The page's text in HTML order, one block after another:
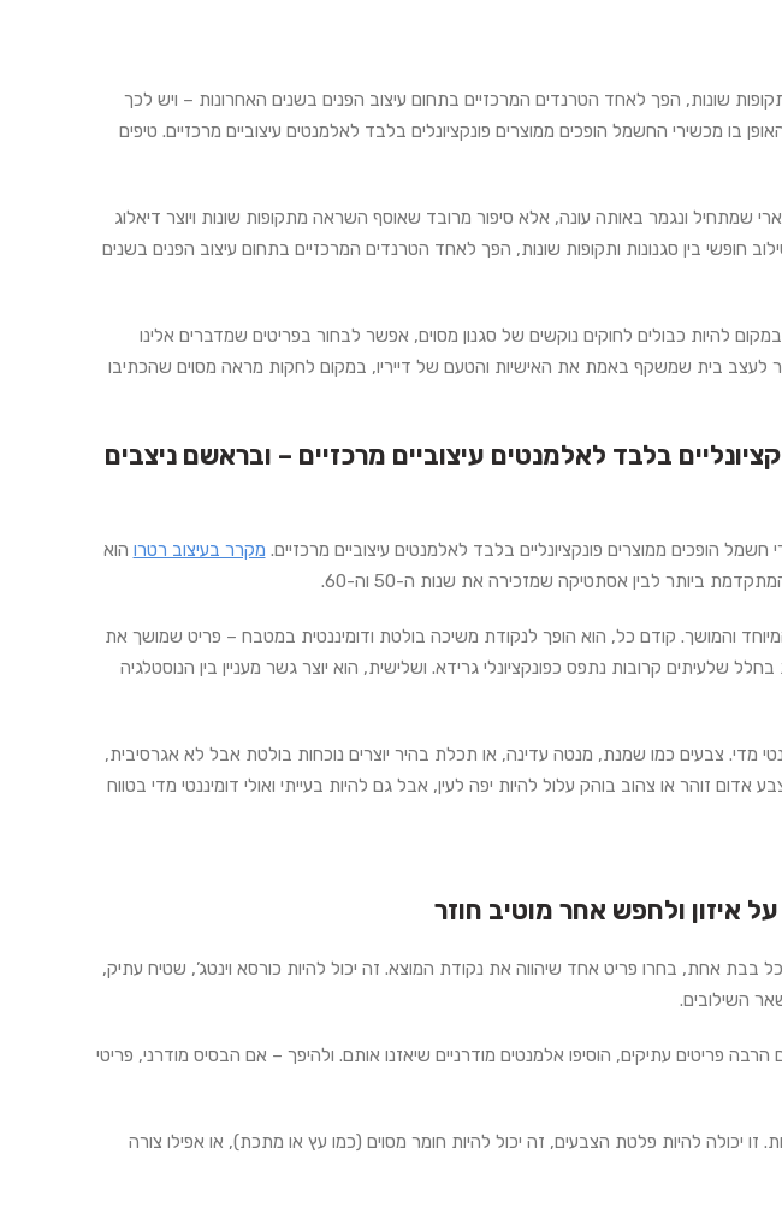
שונות, הפך לאחד הטרנדים המרכזיים בתחום עיצוב הפנים בשנים האחרונות – ויש לכך
בו מכשירי החשמל הופכים ממוצרים פונקציונלים בלבד לאלמנטים עיצוביים מרכזיים. טיפים
שמתחיל ונגמר באותה עונה, אלא סיפור מרובד שאוסף השראה מתקופות שונות ויוצר דיאלוג
חופשי בין סגנונות ותקופות שונות, הפך לאחד הטרנדים המרכזיים בתחום עיצוב הפנים בשנים
להיות כבולים לחוקים נוקשים של סגנון מסוים, אפשר לבחור בפריטים שמדברים אלינו
בית שמשקף באמת את האישיות והטעם של דייריו, במקום לחקות מראה מסוים שהכתיבו
בלבד לאלמנטים עיצוביים מרכזיים – ובראשם ניצבים
הופכים ממוצרים פונקציונליים בלבד לאלמנטים עיצוביים מרכזיים. מקרר בעיצוב רטרו הוא
ביותר לבין אסתטיקה שמזכירה את שנות ה-50 וה-60.
והמושך. קודם כל, הוא הופך לנקודת משיכה בולטת ודומיננטית במטבח – פריט שמושך את
בחלל שלעיתים קרובות נתפס כפונקציונלי גרידא. ושלישית, הוא יוצר גשר מעניין בין הנוסטלגיה
מדי. צבעים כמו שמנת, מנטה עדינה, או תכלת בהיר יוצרים נוכחות בולטת אבל לא אגרסיבית,
זוהר או צהוב בוהק עלול להיות יפה לעין, אבל גם להיות בעייתי ואולי דומיננטי מדי בטווח
איזון ולחפש אחר מוטיב חוזר
בבת אחת, בחרו פריט אחד שיהווה את נקודת המוצא. זה יכול להיות כורסא וינטג’, שטיח עתיק,
השילובים.
פריטים עתיקים, הוסיפו אלמנטים מודרניים שיאזנו אותם. ולהיפך – אם הבסיס מודרני, פריטי
זו יכולה להיות פלטת הצבעים, זה יכול להיות חומר מסוים (כמו עץ או מתכת), או אפילו צורה